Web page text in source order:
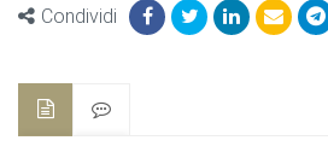
Condividi